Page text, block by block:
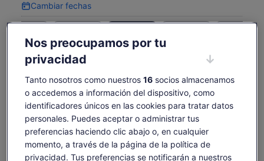
Cambiar fechas
Cambiar
fechas
dom., 9 ago.
- 25 €
jue., 13 ago.
El
precio
es
de
25 €
por
adulto
25 €
por adulto
Ver entradas
Es posible que el contenido de esta página se haya
traducido automáticamente.
Ver texto original (inglés)
Opinar sobre esta traducciónSe
abre
en
una
pestaña
nueva
Qué incluye y qué no
Admisiones
Nos preocupamos por tu
privacidad
Tanto nosotros como nuestros 16socios almacenamos
o accedemos a información del dispositivo, como
identificadores únicos en las cookies para tratar datos
personales. Puedes aceptar o administrar tus
preferencias haciendo clic abajo o, en cualquier
momento, a través de la página de la política de
privacidad. Tus preferencias se notificarán a nuestros